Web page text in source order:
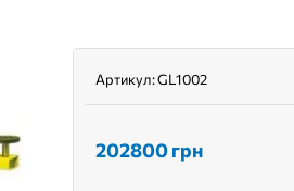
Артикул:GL1002
202800грн